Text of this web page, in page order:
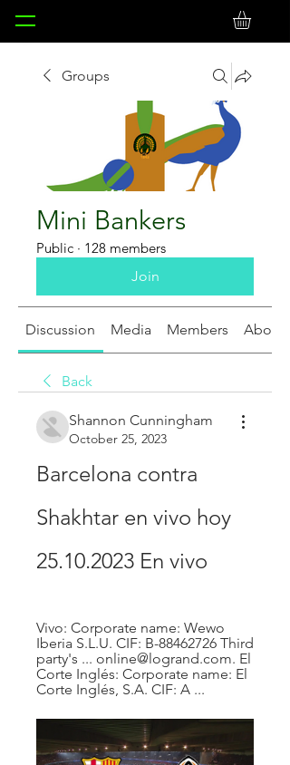
Groups
Mini Bankers
Public · 128 members
Join
Discussion Media Members About
Back
Shannon Cunningham
October 25, 2023
Barcelona contra
Shakhtar en vivo hoy
25.10.2023 En vivo
Vivo: Corporate name: Wewo
Iberia S.L.U. CIF: B-88462726 Third
party's ... online@logrand.com. El
Corte Inglés: Corporate name: El
Corte Inglés, S.A. CIF: A ...